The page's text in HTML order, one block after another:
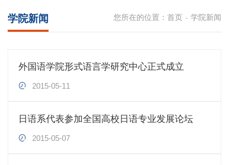
您所在的位置： 首页 - 学院新闻
学院新闻
外国语学院形式语言学研究中心正式成立
2015-05-11
日语系代表参加全国高校日语专业发展论坛
2015-05-07